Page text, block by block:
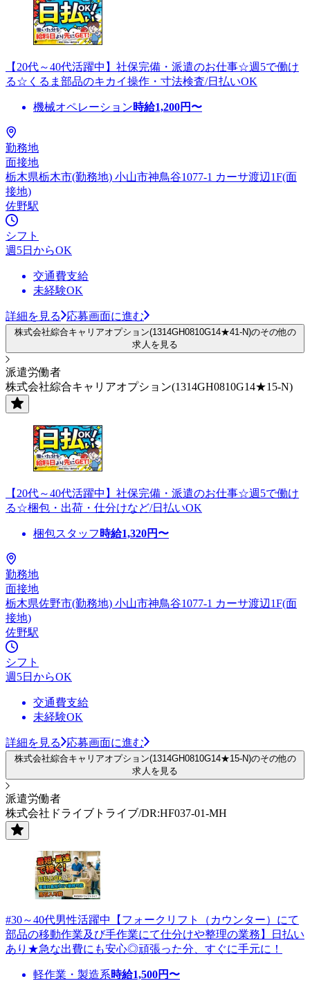
【20代～40代活躍中】社保完備・派遣のお仕事☆週5で働け
る☆くるま部品のキカイ操作・寸法検査/日払いOK
機械オペレーション時給1,200円〜
勤務地
面接地
栃木県栃木市(勤務地) 小山市神鳥谷1077-1 カーサ渡辺1F(面
接地)
佐野駅
シフト
週5日からOK
交通費支給
未経験OK
詳細を見る 応募画面に進む
株式会社綜合キャリアオプション(1314GH0810G14★41-N)のその他の
求人を見る
派遣労働者
株式会社綜合キャリアオプション(1314GH0810G14★15-N)
【20代～40代活躍中】社保完備・派遣のお仕事☆週5で働け
る☆梱包・出荷・仕分けなど/日払いOK
梱包スタッフ 時給1,320円〜
勤務地
面接地
栃木県佐野市(勤務地) 小山市神鳥谷1077-1 カーサ渡辺1F(面
接地)
佐野駅
シフト
週5日からOK
交通費支給
未経験OK
詳細を見る 応募画面に進む
株式会社綜合キャリアオプション(1314GH0810G14★15-N)のその他の
求人を見る
派遣労働者
株式会社ドライブトライブ/DR:HF037-01-MH
#30～40代男性活躍中【フォークリフト（カウンター）にて
部品の移動作業及び手作業にて仕分けや整理の業務】日払い
あり★急な出費にも安心◎頑張った分、すぐに手元に！
軽作業・製造系時給1,500円〜